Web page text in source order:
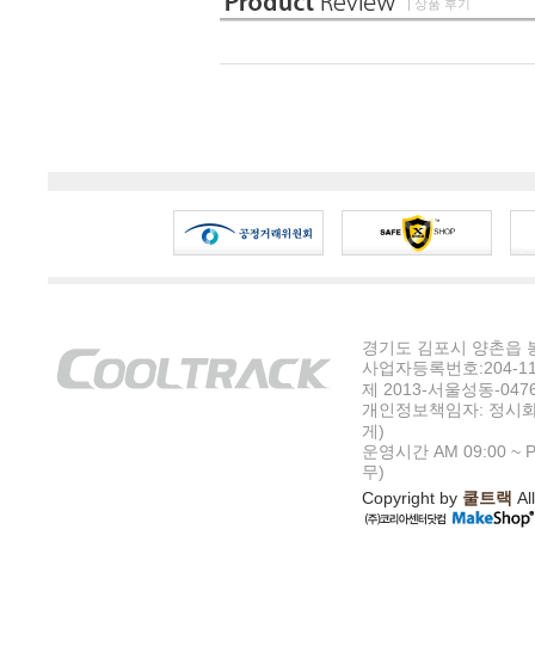
| 상품 후기
경기도 김포시 양촌읍
사업자등록번호:204-
제 2013-서울성동-
개인정보책임자: 정시
게)
운영시간 AM 09:00 ~
무)
Copyright by 쿨트랙